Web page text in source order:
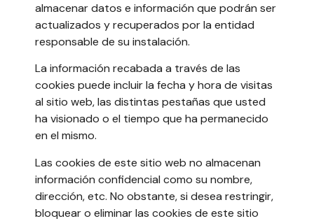
almacenar datos e información que podrán ser
actualizados y recuperados por la entidad
responsable de su instalación.
La información recabada a través de las
cookies puede incluir la fecha y hora de visitas
al sitio web, las distintas pestañas que usted
ha visionado o el tiempo que ha permanecido
en el mismo.
Las cookies de este sitio web no almacenan
información confidencial como su nombre,
dirección, etc. No obstante, si desea restringir,
bloquear o eliminar las cookies de este sitio